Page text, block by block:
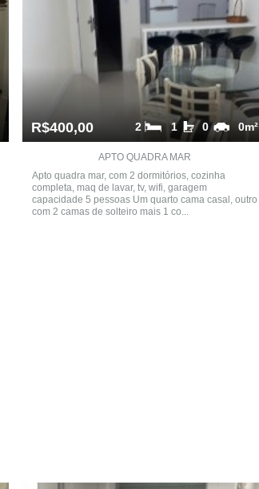
R$400,00 0m²
0
1
2
APTO QUADRA MAR
Apto quadra mar, com 2 dormitórios, cozinha
completa, maq de lavar, tv, wifi, garagem
capacidade 5 pessoas Um quarto cama casal, outro
com 2 camas de solteiro mais 1 co...